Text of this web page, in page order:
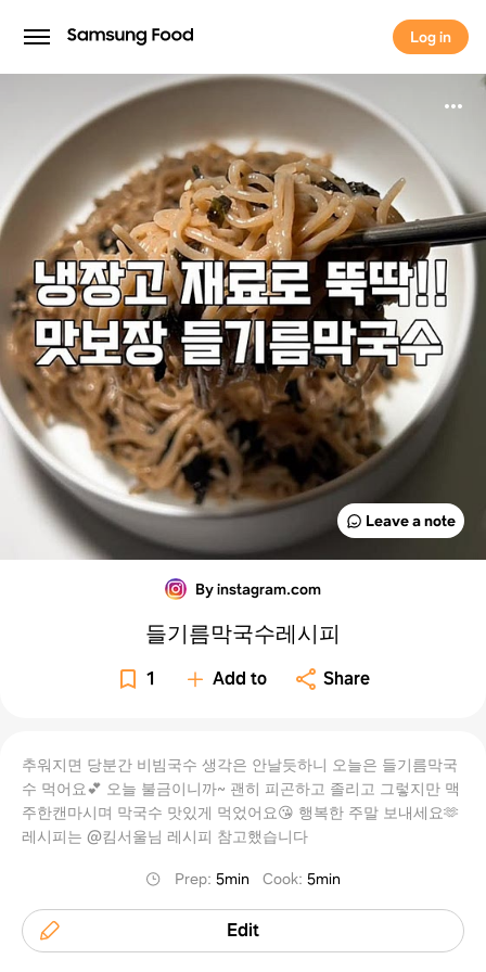
Log in
Log in
Leave a note
By instagram.com
들기름막국수레시피
1 Add to Share
추워지면 당분간 비빔국수 생각은 안날듯하니 오늘은 들기름막국
수 먹어요💕 오늘 불금이니까~ 괜히 피곤하고 졸리고 그렇지만 맥
주한캔마시며 막국수 맛있게 먹었어요😘 행복한 주말 보내세요🫶
레시피는 @킴서울님 레시피 참고했습니다
Prep:5min Cook:5min
Edit